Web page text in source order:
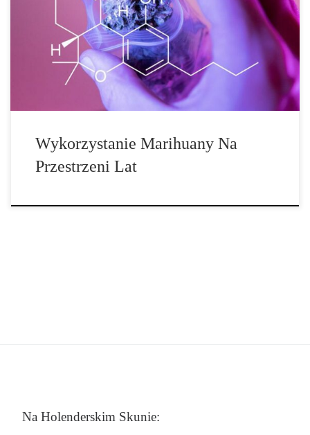
19 milionów lat, więc nie powinno dziwić, że zarówno konopie o
wysokiej zawartości THC, jak i jej siostrzane konopie o wysokiej
zawartości CBD i niskiej zawartości THC były używane od tysięcy
lat. W starożytnym świecie konopie były pospolitą uprawą rolniczą
zbieraną na żywność […]
Wykorzystanie Marihuany Na
Przestrzeni Lat
Na Holenderskim Skunie: